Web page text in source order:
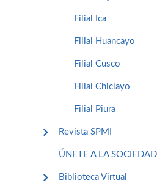
Filial Ica
Filial Huancayo
Filial Cusco
Filial Chiclayo
Filial Piura
Revista SPMI
ÚNETE A LA SOCIEDAD
Biblioteca Virtual